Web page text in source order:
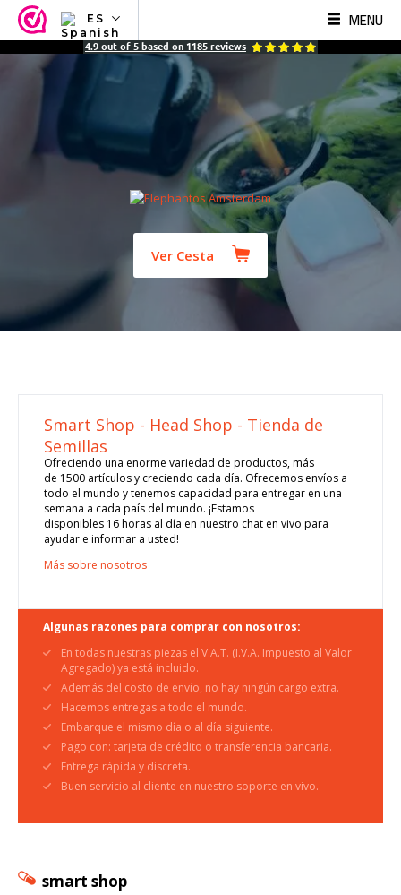
ES
NL
ES
MENU
4.9 out of 5 based on 1185 reviews
Ver Cesta
Smart Shop - Head Shop - Tienda de
Semillas
Ofreciendo una enorme variedad de productos, más
de 1500 artículos y creciendo cada día. Ofrecemos envíos a
todo el mundo y tenemos capacidad para entregar en una
semana a cada país del mundo. ¡Estamos
disponibles 16 horas al día en nuestro chat en vivo para
ayudar e informar a usted!
Más sobre nosotros
Algunas razones para comprar con nosotros:
En todas nuestras piezas el V.A.T. (I.V.A. Impuesto al Valor
Agregado) ya está incluido.
Además del costo de envío, no hay ningún cargo extra.
Hacemos entregas a todo el mundo.
Embarque el mismo día o al día siguiente.
Pago con: tarjeta de crédito o transferencia bancaria.
Entrega rápida y discreta.
Buen servicio al cliente en nuestro soporte en vivo.
smart shop